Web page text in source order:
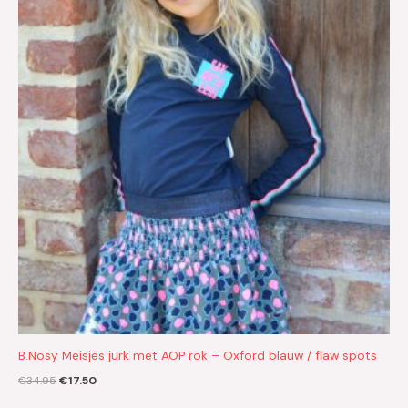
B.Nosy Meisjes jurk met AOP rok – Oxford blauw / flaw spots
€34.95
€34.95.
€17.50
€17.50.